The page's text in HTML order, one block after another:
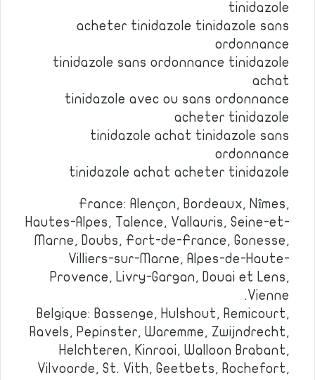
tinidazole
acheter tinidazole tinidazole sans
ordonnance
tinidazole sans ordonnance tinidazole
achat
tinidazole avec ou sans ordonnance
acheter tinidazole
tinidazole achat tinidazole sans
ordonnance
tinidazole achat acheter tinidazole
France: Alençon, Bordeaux, Nîmes,
Hautes-Alpes, Talence, Vallauris, Seine-et-
Marne, Doubs, Fort-de-France, Gonesse,
Villiers-sur-Marne, Alpes-de-Haute-
Provence, Livry-Gargan, Douai et Lens,
Vienne.
Belgique: Bassenge, Hulshout, Remicourt,
Ravels, Pepinster, Waremme, Zwijndrecht,
Helchteren, Kinrooi, Walloon Brabant,
Vilvoorde, St. Vith, Geetbets, Rochefort,